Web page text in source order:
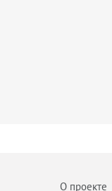
О проекте